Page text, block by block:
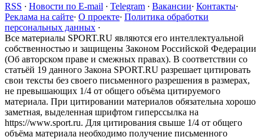
RSS · Новости по E-mail · Telegram · Вакансии· Контакты·
Реклама на сайте· О проекте· Политика обработки
персональных данных ·
Все материалы SPORT.RU являются его интеллектуальной
собственностью и защищены Законом Российской Федерации
(Об авторском праве и смежных правах). В соответствии со
статьёй 19 данного Закона SPORT.RU разрешает цитировать
свои тексты без своего письменного разрешения в размерах,
не превышающих 1/4 от общего объёма цитируемого
материала. При цитировании материалов обязательна хорошо
заметная, выделенная шрифтом гиперссылка на
https://www.sport.ru. Для цитирования свыше 1/4 от общего
объёма материала необходимо получение письменного